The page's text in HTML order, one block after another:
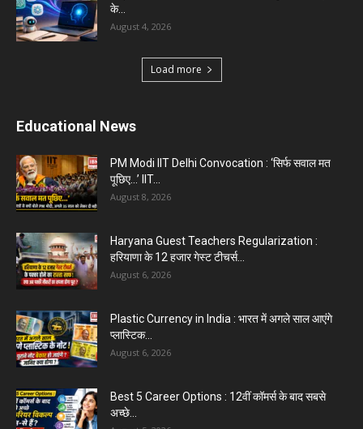
के...
August 4, 2026
Load more
Educational News
PM Modi IIT Delhi Convocation : ‘सिर्फ सवाल मत
पूछिए…’ IIT...
August 8, 2026
Haryana Guest Teachers Regularization :
हरियाणा के 12 हजार गेस्ट टीचर्स...
August 6, 2026
Plastic Currency in India : भारत में अगले साल आएंगे
प्लास्टिक...
August 6, 2026
Best 5 Career Options : 12वीं कॉमर्स के बाद सबसे
अच्छे...